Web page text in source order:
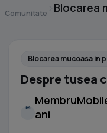
Comunitate Blocarea
Blocarea mucoasa in
Despre tusea
M
ani